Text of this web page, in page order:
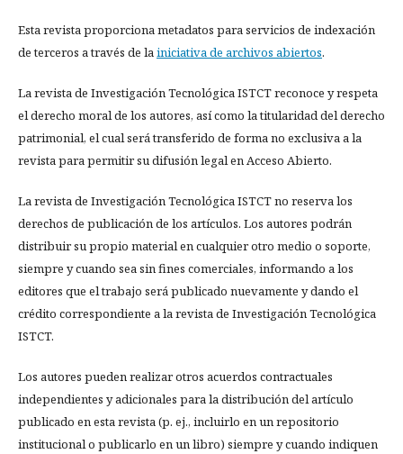
Esta revista proporciona metadatos para servicios de indexación
de terceros a través de la iniciativa de archivos abiertos.
La revista de Investigación Tecnológica ISTCT reconoce y respeta
el derecho moral de los autores, así como la titularidad del derecho
patrimonial, el cual será transferido de forma no exclusiva a la
revista para permitir su difusión legal en Acceso Abierto.
La revista de Investigación Tecnológica ISTCT no reserva los
derechos de publicación de los artículos. Los autores podrán
distribuir su propio material en cualquier otro medio o soporte,
siempre y cuando sea sin fines comerciales, informando a los
editores que el trabajo será publicado nuevamente y dando el
crédito correspondiente a la revista de Investigación Tecnológica
ISTCT.
Los autores pueden realizar otros acuerdos contractuales
independientes y adicionales para la distribución del artículo
publicado en esta revista (p. ej., incluirlo en un repositorio
institucional o publicarlo en un libro) siempre y cuando indiquen